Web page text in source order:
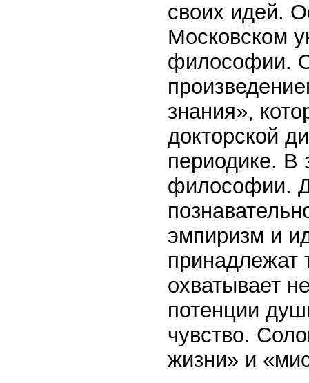
своих идей.
Московском
философии.
знания»,
докторской
периодике. В
философии.
эмпиризм и
принадлежат
охватывает
потенции
чувство.
жизни» и